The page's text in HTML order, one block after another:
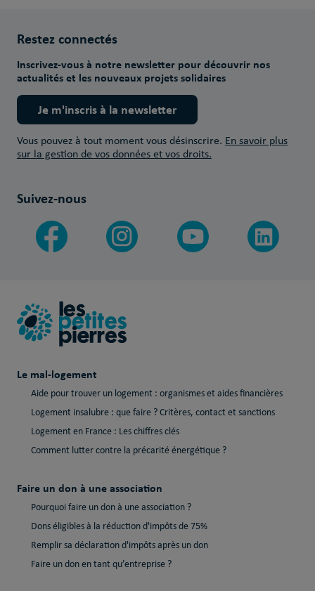
Restez connectés
Inscrivez-vous à notre newsletter pour découvrir nos
actualités et les nouveaux projets solidaires
Je m'inscris à la newsletter
Vous pouvez à tout moment vous désinscrire. En savoir plus
sur la gestion de vos données et vos droits.
Suivez-nous
Le mal-logement
Aide pour trouver un logement : organismes et aides financières
Logement insalubre : que faire ? Critères, contact et sanctions
Logement en France : Les chiffres clés
Comment lutter contre la précarité énergétique ?
Faire un don à une association
Pourquoi faire un don à une association ?
Dons éligibles à la réduction d'impôts de 75%
Remplir sa déclaration d'impôts après un don
Faire un don en tant qu’entreprise ?